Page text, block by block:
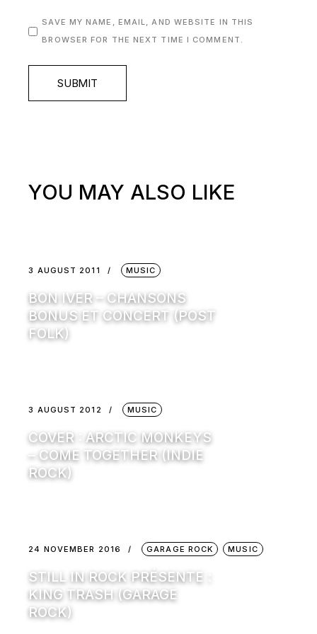
SAVE MY NAME, EMAIL, AND WEBSITE IN THIS
BROWSER FOR THE NEXT TIME I COMMENT.
SUBMIT
YOU MAY ALSO LIKE
3 AUGUST 2011 MUSIC
BON IVER – CHANSONS
BONUS ET CONCERT (POST
FOLK)
3 AUGUST 2012 MUSIC
COVER : ARCTIC MONKEYS
– COME TOGETHER (INDIE
ROCK)
24 NOVEMBER 2016 GARAGE ROCK MUSIC
STILL IN ROCK PRÉSENTE :
KING TRASH (GARAGE
ROCK)